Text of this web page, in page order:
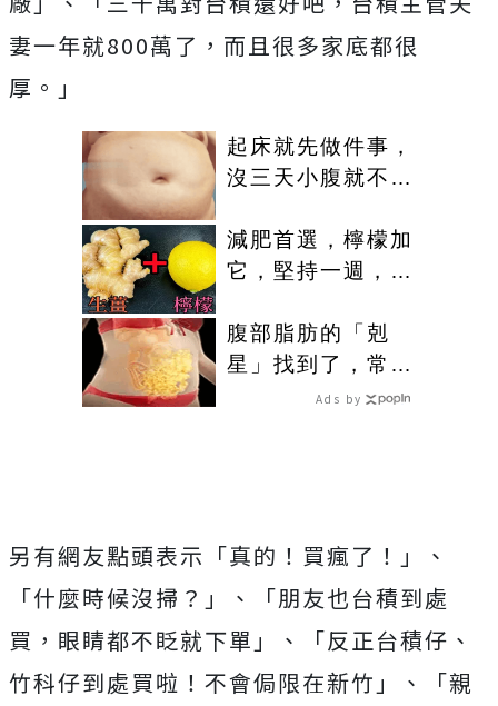
妻一年就800萬了，而且很多家底都很
厚。」
起床就先做件事，
沒三天小腹就不見
小！
減肥首選，檸檬加
它，堅持一週，腰
人生
腹部脂肪的「剋
星」找到了，常吃
這幾物，吃走大肚
Ads by
另有網友點頭表示「真的！買瘋了！」、
「什麼時候沒掃？」、「朋友也台積到處
買，眼睛都不眨就下單」、「反正台積仔、
竹科仔到處買啦！不會侷限在新竹」、
「親